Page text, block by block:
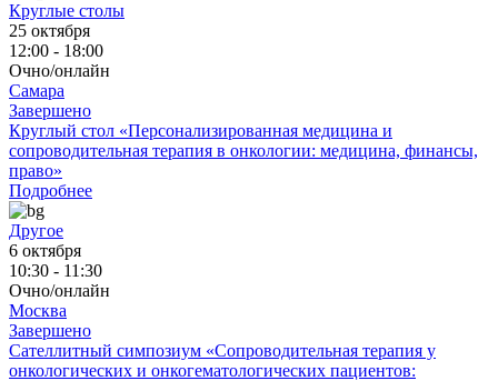
Круглые столы
25 октября
12:00 - 18:00
Очно/онлайн
Самара
Завершено
Круглый стол «Персонализированная медицина и
сопроводительная терапия в онкологии: медицина, финансы,
право»
Подробнее
Другое
6 октября
10:30 - 11:30
Очно/онлайн
Москва
Завершено
Сателлитный симпозиум «Сопроводительная терапия у
онкологических и онкогематологических пациентов: